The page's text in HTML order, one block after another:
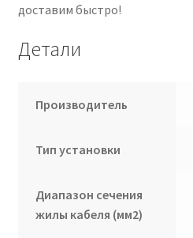
доставим быстро!
Детали
Производитель
Тип установки
Диапазон сечения
жилы кабеля (мм2)